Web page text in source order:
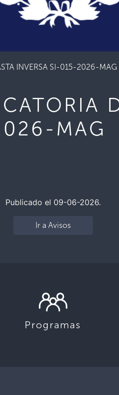
INVERSA SI-015-2026-MAG
MAG
Publicado el 09-06-2026.
Ir a Avisos
Programas